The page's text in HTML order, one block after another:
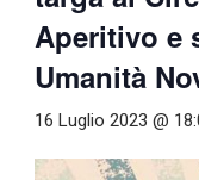
Aperitivo e
Umanità
16 Luglio 2023 @